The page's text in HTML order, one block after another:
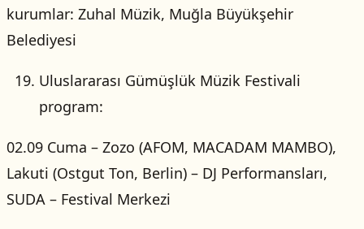
kurumlar: Zuhal Müzik, Muğla Büyükşehir
Belediyesi
Uluslararası Gümüşlük Müzik Festivali
program:
02.09 Cuma – Zozo (AFOM, MACADAM MAMBO),
Lakuti (Ostgut Ton, Berlin) – DJ Performansları,
SUDA – Festival Merkezi